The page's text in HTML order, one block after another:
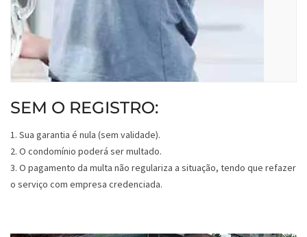
SEM O REGISTRO:
1. Sua garantia é nula (sem validade).
2. O condomínio poderá ser multado.
3. O pagamento da multa não regulariza a situação, tendo que refazer
o serviço com empresa credenciada.